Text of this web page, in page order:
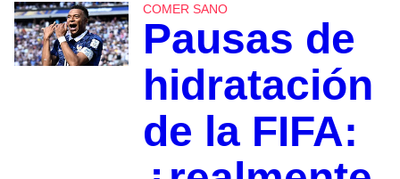
COMER SANO
Pausas de
hidratación
de la FIFA: